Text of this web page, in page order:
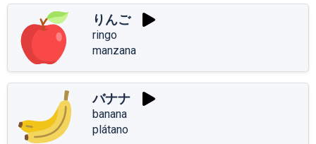
りんご
ringo
manzana
バナナ
banana
plátano